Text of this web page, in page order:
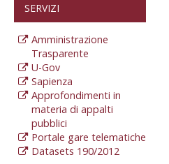
SERVIZI
Amministrazione
Trasparente
U-Gov
Sapienza
Approfondimenti in
materia di appalti
pubblici
Portale gare telematiche
Datasets 190/2012